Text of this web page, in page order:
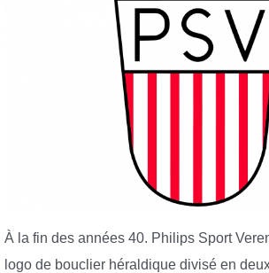
À la fin des années 40. Philips Sport
logo de bouclier héraldique divisé en